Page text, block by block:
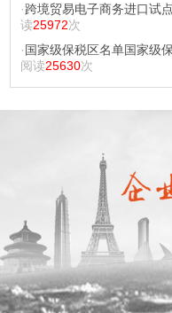
·跨境贸易电子商务进口试
读25972次
· 国家级保税区名单国家级
阅读25630次